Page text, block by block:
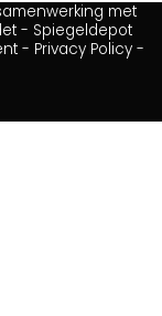
met
- Spiegeldepot
- Privacy Policy-